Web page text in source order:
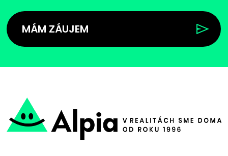
MÁM ZÁUJEM